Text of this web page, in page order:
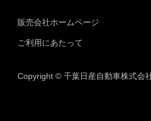
販売会社ホームページ
ご利用にあたって
Copyright © 千葉日産自動車株式会